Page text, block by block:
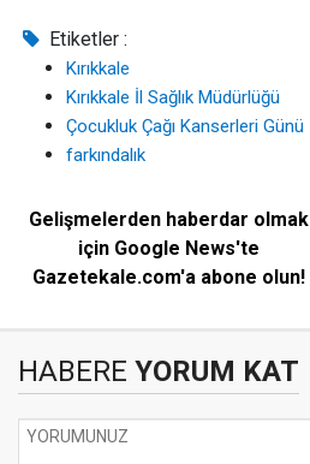
Etiketler :
Kırıkkale
Kırıkkale İl Sağlık Müdürlüğü
Çocukluk Çağı Kanserleri Günü
farkındalık
Gelişmelerden haberdar olmak
için Google News'te
Gazetekale.com'a abone olun!
HABERE YORUM KAT